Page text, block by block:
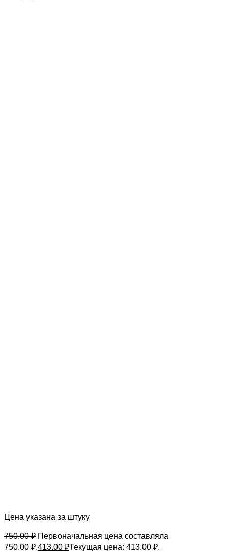
Цена указана за штуку
750.00₽ Первоначальная цена составляла
750.00 ₽.413.00 ₽Текущая цена: 413.00 ₽.